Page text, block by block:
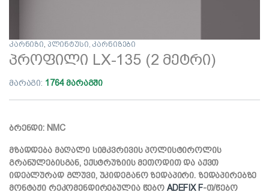
კარნიზი, პლინტუსი, კარნიზები
პროფილი LX-135 (2 მეტრი)
მარაგი: 1764 მარაგში
ბრენდი: NMC
მზადდება მაღალი სიმკვრივის პოლისტიროლის
გრანულებისგან, ექსტრუზიის მეთოდით და აქვთ
იდეალურად გლუვი, უკიდეგანო ზედაპირი. ზედაპირებზე
მონტაჟი რეკომენდირებულია წებო ADEFIX F-თ/წებო